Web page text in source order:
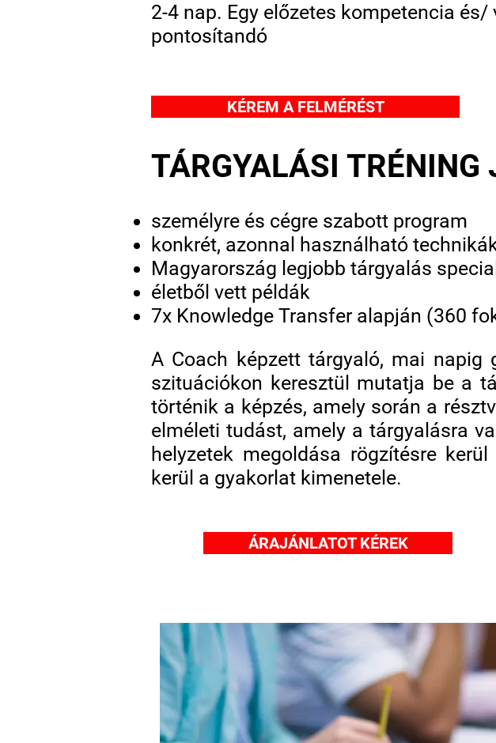
2-4 nap. Egy előzetes kompetencia
pontosítandó
TÁRGYALÁSI TRÉNING
személyre és cégre szabott program
konkrét, azonnal használható
Magyarország legjobb tárgyalás
életből vett példák
7x Knowledge Transfer alapján (360
A Coach képzett tárgyaló, mai napig
szituációkon keresztül mutatja be a
történik a képzés, amely során a
elméleti tudást, amely a tárgyalásra
helyzetek megoldása rögzítésre
kerül a gyakorlat kimenetele.
KÉREM A FELMÉRÉST
ÁRAJÁNLATOT KÉREK